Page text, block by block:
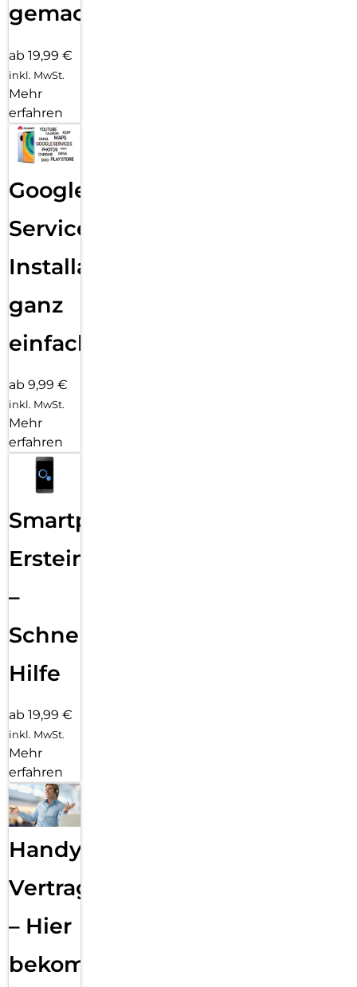
gemacht!
ab 19,99 €
inkl. MwSt.
Mehr
erfahren
Google
Services
Installation
ganz
einfach
ab 9,99 €
inkl. MwSt.
Mehr
erfahren
Smartphone
Ersteinrichtung
–
Schnelle
Hilfe
ab 19,99 €
inkl. MwSt.
Mehr
erfahren
Handy
Vertragsabwicklung
– Hier
bekommst